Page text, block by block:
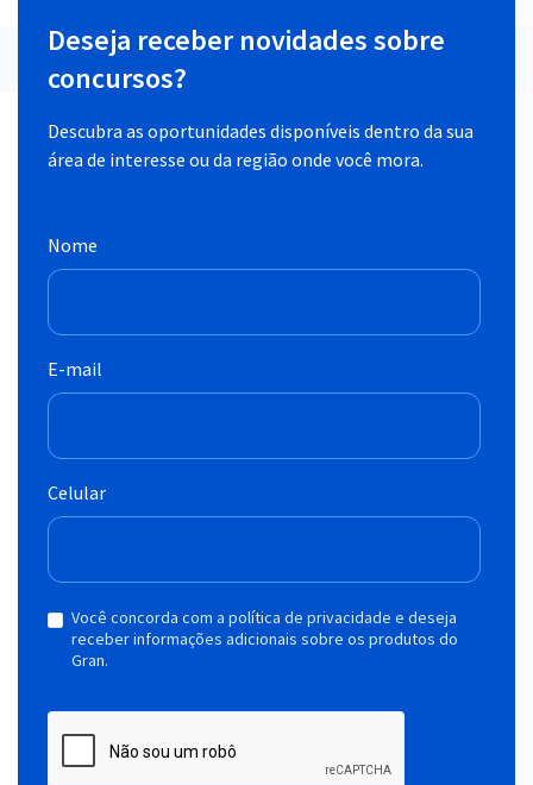
Deseja receber novidades sobre
concursos?
Descubra as oportunidades disponíveis dentro da sua
área de interesse ou da região onde você mora.
Nome
E-mail
Celular
Você concorda com a política de privacidade e deseja
receber informações adicionais sobre os produtos do
Gran.